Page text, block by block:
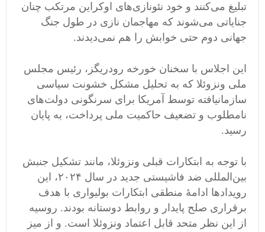
تبلیغ می‌کنند و خود نئونازی‌های اوکراین مرتکب چنان
جنایاتی می‌شوند که مهاجمان نازی در طول جنگ
جهانی دوم حتی خوابش را هم نمی‌دیدند.
این اجلاس با سخنان خورخه رودریگز، رئیس مجلس
ملی ونزوئلا که به تحلیل مشکل خشونت سیاسی
سازمانیافته توسط آمریکا برای سرنگونی دولت‌های
نامطلوب و تضعیف حاکمیت ملی پرداخت، به پایان
رسید.
با توجه به ابتکارات قبلی ونزوئلا، مانند تشکیل جنبش
بین‌المللی ضد فاشیستی جدید در سال ۲۰۲۴، این
رویدادها ادامۀ منطقی ابتکارات بولیواری با هدف
برقراری صلح پایدار و روابط دوستانه بودند. روسیه
از این نظر متحد قابل اعتماد ونزوئلا است. و از میز